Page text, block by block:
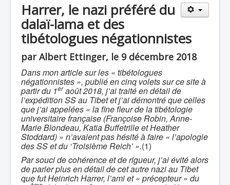
Harrer, le nazi préféré du
dalaï-lama et des
tibétologues négationnistes
par Albert Ettinger, le 9 décembre 2018
Dans mon article sur les « tibétologues
négationnistes », publié en cinq volets sur ce site à
partir du 1eraoût 2018, j’ai traité en détail de
l’expédition SS au Tibet et j’ai démontré que celles
que j’ai appelées « la fine fleur de la tibétologie
universitaire française (Françoise Robin, Anne-
Marie Blondeau, Katia Buffetrille et Heather
Stoddard) » n’avaient pas hésité à faire « l’apologie
des SS et du ‘Troisième Reich’ ».(1)
Par souci de cohérence et de rigueur, j’ai évité alors
de parler plus en détail de cet autre nazi au Tibet
que fut Heinrich Harrer, l’ami et « précepteur » du